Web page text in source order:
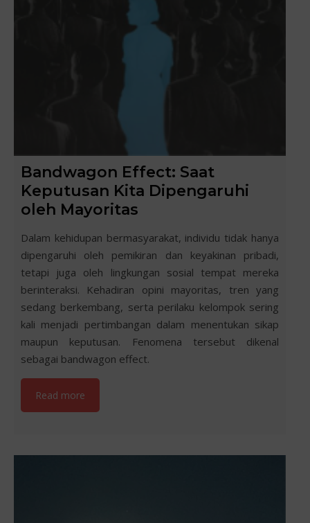
Bandwagon Effect: Saat
Keputusan Kita Dipengaruhi
oleh Mayoritas
Dalam kehidupan bermasyarakat, individu tidak hanya
dipengaruhi oleh pemikiran dan keyakinan pribadi,
tetapi juga oleh lingkungan sosial tempat mereka
berinteraksi. Kehadiran opini mayoritas, tren yang
sedang berkembang, serta perilaku kelompok sering
kali menjadi pertimbangan dalam menentukan sikap
maupun keputusan. Fenomena tersebut dikenal
sebagai bandwagon effect.
Read more